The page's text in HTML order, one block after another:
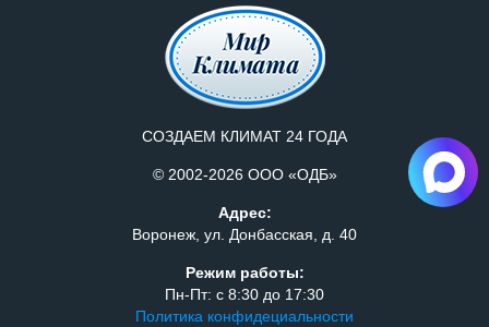
СОЗДАЕМ КЛИМАТ 24 ГОДА
© 2002-2026 ООО «ОДБ»
Адрес:
Воронеж, ул. Донбасская, д. 40
Режим работы:
Пн-Пт: с 8:30 до 17:30
Политика конфидециальности